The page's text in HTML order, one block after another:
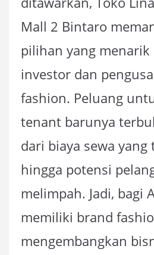
Mall 2 Bintaro
pilihan yang menarik
investor dan
fashion. Peluang
tenant barunya
dari biaya sewa yang
hingga potensi
melimpah. Jadi, bagi
memiliki brand
mengembangkan